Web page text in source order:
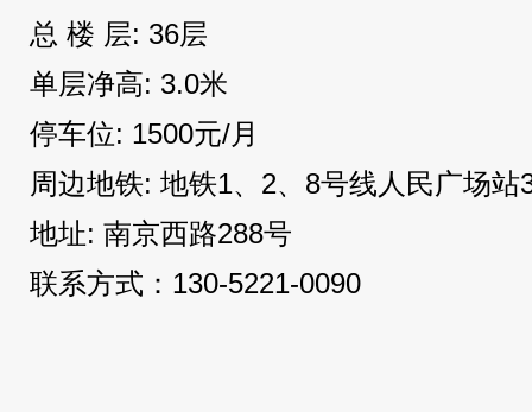
总 楼 层: 36层
单层净高: 3.0米
停车位: 1500元/月
周边地铁: 地铁1、2、8号线人民广场站
地址: 南京西路288号
联系方式：130-5221-0090